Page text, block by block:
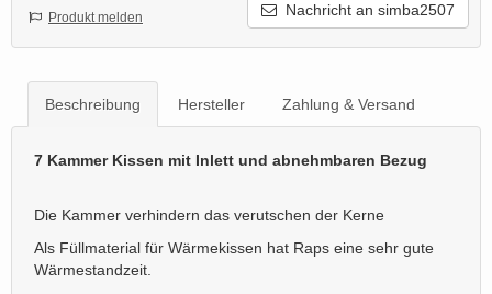
Nachricht an simba2507
Produkt melden
Beschreibung Hersteller Zahlung & Versand
7 Kammer Kissen mit Inlett und abnehmbaren Bezug
Die Kammer verhindern das verutschen der Kerne
Als Füllmaterial für Wärmekissen hat Raps eine sehr gute
Wärmestandzeit.